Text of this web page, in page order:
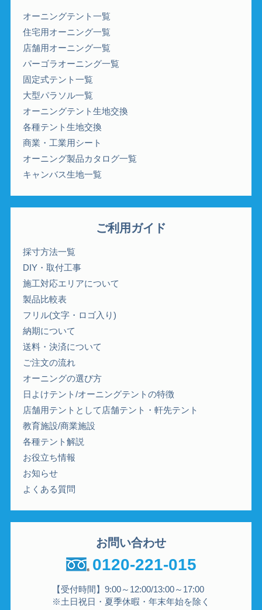
オーニングテント一覧
住宅用オーニング一覧
店舗用オーニング一覧
パーゴラオーニング一覧
固定式テント一覧
大型パラソル一覧
オーニングテント生地交換
各種テント生地交換
商業・工業用シート
オーニング製品カタログ一覧
キャンバス生地一覧
ご利用ガイド
採寸方法一覧
DIY・取付工事
施工対応エリアについて
製品比較表
フリル(文字・ロゴ入り)
納期について
送料・決済について
ご注文の流れ
オーニングの選び方
日よけテント/オーニングテントの特徴
店舗用テントとして店舗テント・軒先テント
教育施設/商業施設
各種テント解説
お役立ち情報
お知らせ
よくある質問
お問い合わせ
0120-221-015
【受付時間】9:00～12:00/13:00～17:00
※土日祝日・夏季休暇・年末年始を除く